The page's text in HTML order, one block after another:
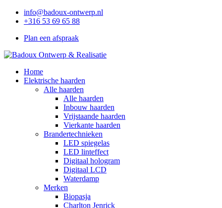
info@badoux-ontwerp.nl
+316 53 69 65 88
Plan een afspraak
Home
Elektrische haarden
Alle haarden
Alle haarden
Inbouw haarden
Vrijstaande haarden
Vierkante haarden
Brandertechnieken
LED spiegelas
LED linteffect
Digitaal hologram
Digitaal LCD
Waterdamp
Merken
Biopasja
Charlton Jenrick